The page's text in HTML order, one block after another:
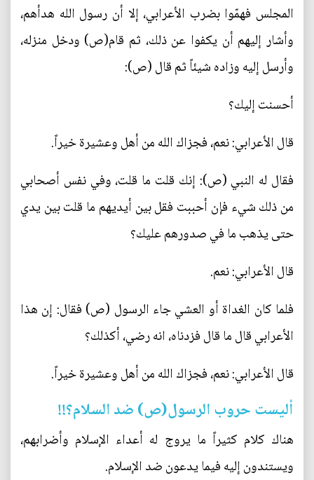
المجلس فهمّوا بضرب الأعرابي، إلا أن رسول الله هدأهم،
وأشار إليهم أن يكفوا عن ذلك، ثم قام(ص) ودخل منزله،
وأرسل إليه وزاده شيئاً ثم قال (ص):
أحسنت إليك؟
قال الأعرابي: نعم، فجزاك الله من أهل وعشيرة خيراً.
فقال له النبي (ص): إنك قلت ما قلت، وفي نفس أصحابي
من ذلك شيء فإن أحببت فقل بين أيديهم ما قلت بين يدي
حتى يذهب ما في صدورهم عليك؟
قال الأعرابي: نعم.
فلما كان الغداة أو العشي جاء الرسول (ص) فقال: إن هذا
الأعرابي قال ما قال فزدناه، انه رضي، أكذلك؟
قال الأعرابي: نعم، فجزاك الله من أهل وعشيرة خيراً.
أليست حروب الرسول(ص) ضد السلام؟‍‍!!
هناك كلام كثيراً ما يروج له أعداء الإسلام وأضرابهم،
ويستندون إليه فيما يدعون ضد الإسلام.